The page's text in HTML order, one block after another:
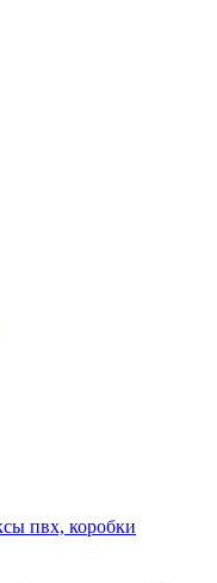
пвх, коробки